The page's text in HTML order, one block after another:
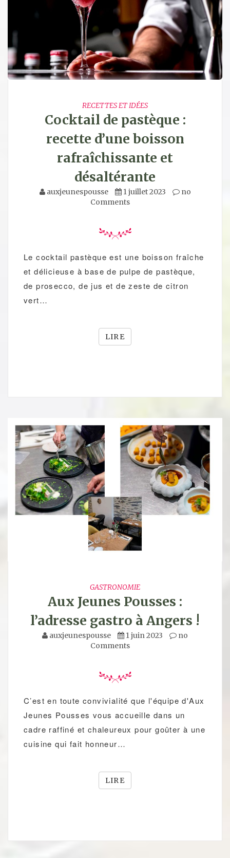
RECETTES ET IDÉES
Cocktail de pastèque :
recette d’une boisson
rafraîchissante et
désaltérante
auxjeunespousse 1 juillet 2023
no
Comments
Le cocktail pastèque est une boisson fraîche
et délicieuse à base de pulpe de pastèque,
de prosecco, de jus et de zeste de citron
vert…
LIRE
GASTRONOMIE
Aux Jeunes Pousses :
l’adresse gastro à Angers !
auxjeunespousse 1 juin 2023
no
Comments
C’est en toute convivialité que l'équipe d'Aux
Jeunes Pousses vous accueille dans un
cadre raffiné et chaleureux pour goûter à une
cuisine qui fait honneur…
LIRE